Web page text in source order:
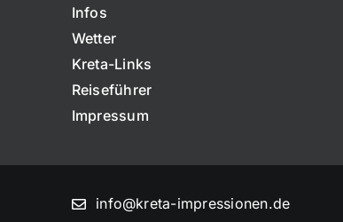
Infos
Wetter
Kreta-Links
Reiseführer
Impressum
info@kreta-impressionen.de